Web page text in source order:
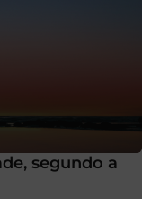
segundo a